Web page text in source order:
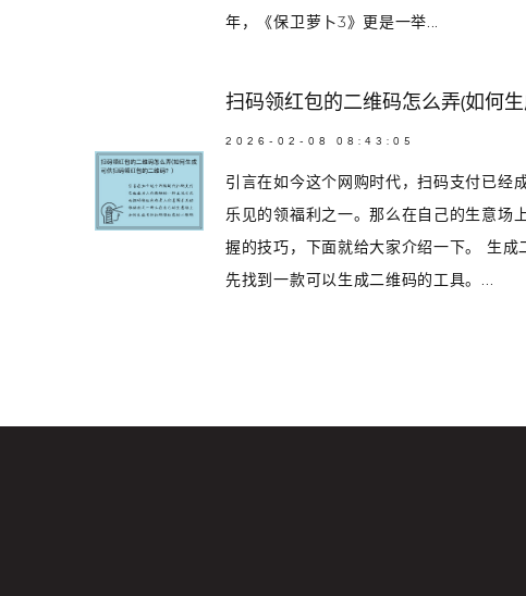
年，《保卫萝卜3》更是一举...
扫码领红包的二维码怎么弄(如何
2026-02-08 08:43:05
引言在如今这个网购时代，扫码支付已经
乐见的领福利之一。那么在自己的生意场
握的技巧，下面就给大家介绍一下。 生
先找到一款可以生成二维码的工具。...